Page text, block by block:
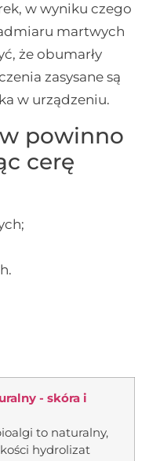
w wyniku czego
martwych
że obumarły
zasysane są
w urządzeniu.
powinno
cerę
- skóra i
to naturalny,
hydrolizat